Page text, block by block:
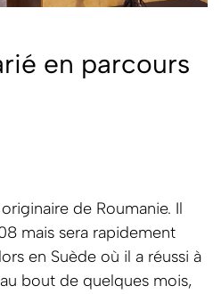
en parcours
de Roumanie. Il
mais sera rapidement
en Suède où il a réussi à
bout de quelques mois,